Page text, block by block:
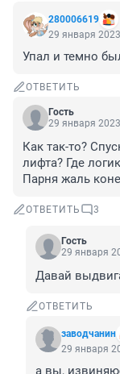
280006619
29 января
Упал и темно
ОТВЕТИТЬ
Гость
29 января
Как так-то?
лифта? Где
Парня жаль
ОТВЕТИТЬ 3
Гость
29 января
Давай
ОТВЕТИТЬ
заводчанин
29 января
а вы,